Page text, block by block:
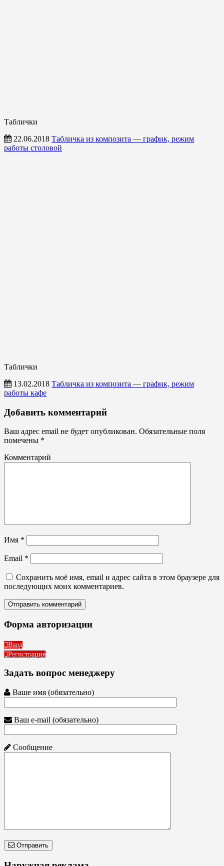
Таблички
22.06.2018 Табличка из композита — график, режим
работы столовой
Таблички
13.02.2018 Табличка из композита — график, режим
работы кафе
Таблички
Добавить комментарий
Ваш адрес email не будет опубликован. Обязательные поля
помечены *
Комментарий
Имя *
Email *
Сохранить моё имя, email и адрес сайта в этом браузере для
последующих моих комментариев.
Форма авторизации
Вход
Регистрация
Задать вопрос менеджеру
Ваше имя (обязательно)
Ваш e-mail (обязательно)
Сообщение
Отправить